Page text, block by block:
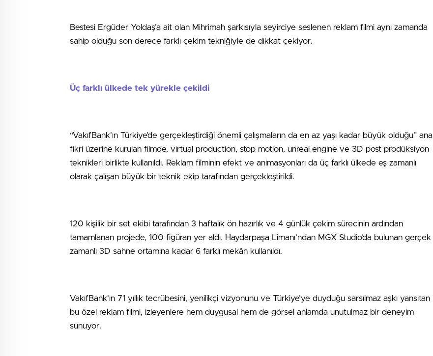
Bestesi Ergüder Yoldaş’a ait olan Mihrimah şarkısıyla seyirciye seslenen reklam filmi aynı zamanda
sahip olduğu son derece farklı çekim tekniğiyle de dikkat çekiyor.
Üç farklı ülkede tek yürekle çekildi
“VakıfBank’ın Türkiye’de gerçekleştirdiği önemli çalışmaların da en az yaşı kadar büyük olduğu” ana
fikri üzerine kurulan filmde, virtual production, stop motion, unreal engine ve 3D post prodüksiyon
teknikleri birlikte kullanıldı. Reklam filminin efekt ve animasyonları da üç farklı ülkede eş zamanlı
olarak çalışan büyük bir teknik ekip tarafından gerçekleştirildi.
120 kişilik bir set ekibi tarafından 3 haftalık ön hazırlık ve 4 günlük çekim sürecinin ardından
tamamlanan projede, 100 figüran yer aldı. Haydarpaşa Limanı’ndan MGX Studio’da bulunan gerçek
zamanlı 3D sahne ortamına kadar 6 farklı mekân kullanıldı.
VakıfBank’ın 71 yıllık tecrübesini, yenilikçi vizyonunu ve Türkiye’ye duyduğu sarsılmaz aşkı yansıtan
bu özel reklam filmi, izleyenlere hem duygusal hem de görsel anlamda unutulmaz bir deneyim
sunuyor.